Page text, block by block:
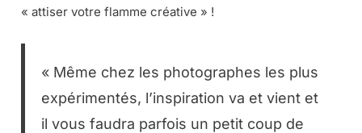
« attiser votre flamme créative » !
« Même chez les photographes les plus
expérimentés, l’inspiration va et vient et
il vous faudra parfois un petit coup de